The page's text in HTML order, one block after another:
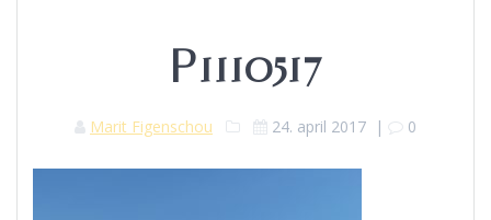
P1110517
Marit Figenschou 24. april 2017 | 0